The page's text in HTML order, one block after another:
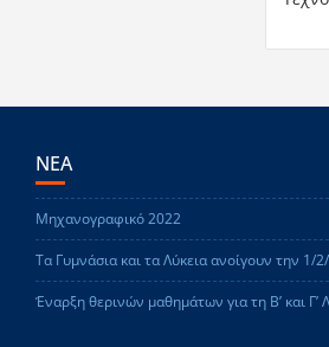
ΝΕΑ
Μηχανογραφικό 2022
Τα Γυμνάσια και τα Λύκεια ανοίγουν την 1/
Έναρξη θερινών μαθημάτων για τη Β’ και Γ’